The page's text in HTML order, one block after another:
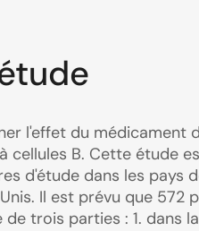
l'effet du médicament
cellules B. Cette étude
d'étude dans les pays
Il est prévu que 572
trois parties : 1. dans